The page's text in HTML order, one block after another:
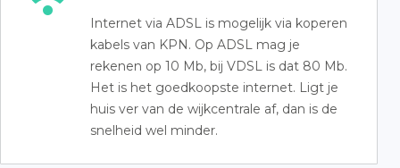
Internet via ADSL is mogelijk via koperen
kabels van KPN. Op ADSL mag je
rekenen op 10 Mb, bij VDSL is dat 80 Mb.
Het is het goedkoopste internet. Ligt je
huis ver van de wijkcentrale af, dan is de
snelheid wel minder.